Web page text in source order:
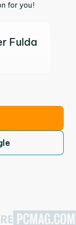
for you!
Fulda